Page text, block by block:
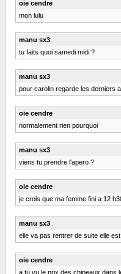
oie cendre
mon lulu
manu sx3
tu faits quoi samedi midi ?
manu sx3
pour carolin regarde les derniers
oie cendre
normalement rien pourquoi
manu sx3
viens tu prendre l'apero ?
oie cendre
je crois que ma femme fini a 12
manu sx3
elle va pas rentrer de suite elle
oie cendre
a tu vu le prix des chipeaux dans